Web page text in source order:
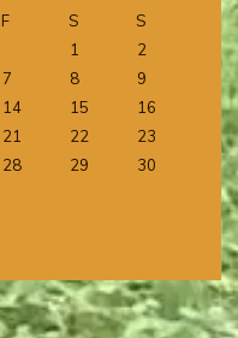
F S
S
1
2
7 8
9
14 15
16
21 22
23
28 29
30